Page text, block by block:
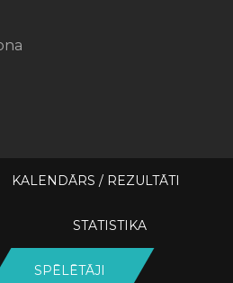
KALENDĀRS / REZULTĀTI
STATISTIKA
SPĒLĒTĀJI